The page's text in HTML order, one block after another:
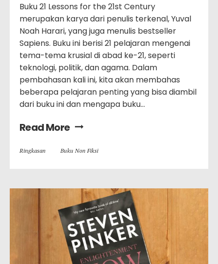
Buku 21 Lessons for the 21st Century
merupakan karya dari penulis terkenal, Yuval
Noah Harari, yang juga menulis bestseller
Sapiens. Buku ini berisi 21 pelajaran mengenai
tema-tema krusial di abad ke-21, seperti
teknologi, politik, dan agama. Dalam
pembahasan kali ini, kita akan membahas
beberapa pelajaran penting yang bisa diambil
dari buku ini dan mengapa buku…
Read More
Ringkasan Buku Non Fiksi